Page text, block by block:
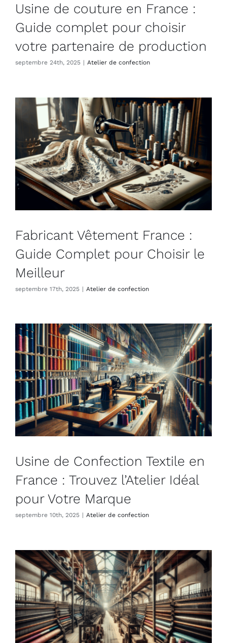
Usine de couture en France :
Guide complet pour choisir
votre partenaire de production
septembre 24th, 2025 | Atelier de confection
Fabricant Vêtement France :
Guide Complet pour Choisir le
Meilleur
septembre 17th, 2025 | Atelier de confection
Usine de Confection Textile en
France : Trouvez l’Atelier Idéal
pour Votre Marque
septembre 10th, 2025 | Atelier de confection